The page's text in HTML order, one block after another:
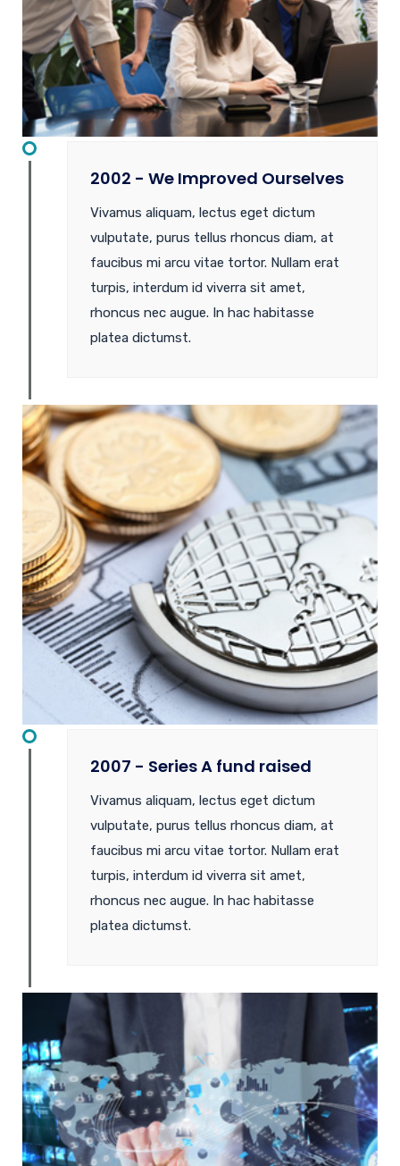
2002 - We Improved Ourselves
Vivamus aliquam, lectus eget dictum
vulputate, purus tellus rhoncus diam, at
faucibus mi arcu vitae tortor. Nullam erat
turpis, interdum id viverra sit amet,
rhoncus nec augue. In hac habitasse
platea dictumst.
2007 - Series A fund raised
Vivamus aliquam, lectus eget dictum
vulputate, purus tellus rhoncus diam, at
faucibus mi arcu vitae tortor. Nullam erat
turpis, interdum id viverra sit amet,
rhoncus nec augue. In hac habitasse
platea dictumst.